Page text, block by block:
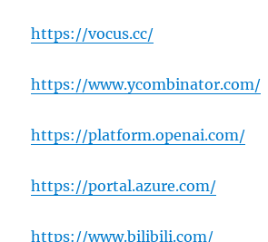
https://vocus.cc/
https://www.ycombinator.com/
https://platform.openai.com/
https://portal.azure.com/
https://www.bilibili.com/